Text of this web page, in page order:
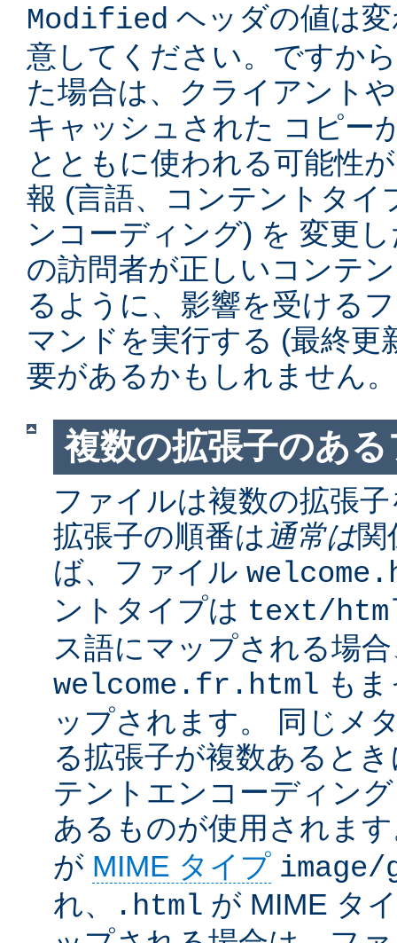
Modified ヘッダの値は
意してください。ですか
た場合は、クライアント
キャッシュされた コピー
とともに使われる可能性
報 (言語、コンテントタイ
ンコーディング) を 変更
の訪問者が正しいコンテ
るように、影響を受ける
マンドを実行する (最終更
要があるかもしれません。
複数の拡張子のあ
ファイルは複数の拡張
拡張子の順番は 通常は関
ば、ファイル
ントタイプは text/
ス語にマップされる場
welcome.fr.html も
ップされます。 同じメ
る拡張子が複数あると
テントエンコーディン
あるものが使用されま
が MIME タイプ
れ、
.html が MIME タ